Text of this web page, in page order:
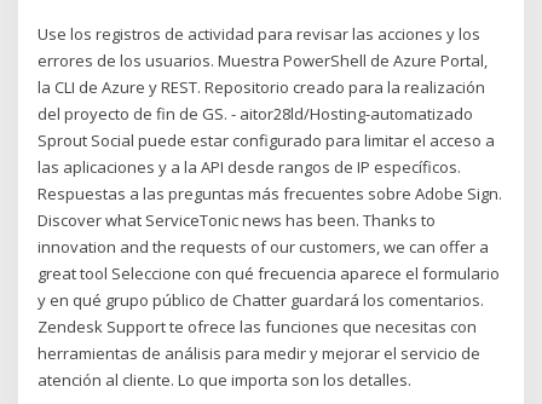
Use los registros de actividad para revisar las acciones y los
errores de los usuarios. Muestra PowerShell de Azure Portal,
la CLI de Azure y REST. Repositorio creado para la realización
del proyecto de fin de GS. - aitor28ld/Hosting-automatizado
Sprout Social puede estar configurado para limitar el acceso a
las aplicaciones y a la API desde rangos de IP específicos.
Respuestas a las preguntas más frecuentes sobre Adobe Sign.
Discover what ServiceTonic news has been. Thanks to
innovation and the requests of our customers, we can offer a
great tool Seleccione con qué frecuencia aparece el formulario
y en qué grupo público de Chatter guardará los comentarios.
Zendesk Support te ofrece las funciones que necesitas con
herramientas de análisis para medir y mejorar el servicio de
atención al cliente. Lo que importa son los detalles.